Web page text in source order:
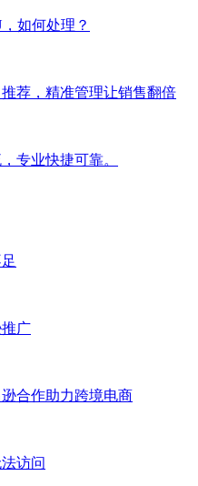
如何处理？
荐，精准管理让销售翻倍
专业快捷可靠。
广
合作助力跨境电商
访问